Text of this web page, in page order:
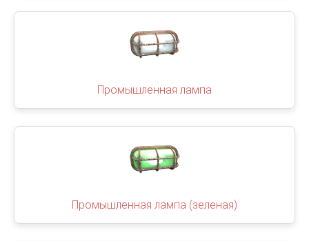
Промышленная лампа
Промышленная лампа (зеленая)